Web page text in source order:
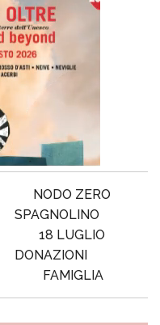
NODO ZERO
SPAGNOLINO
18 LUGLIO
DONAZIONI
FAMIGLIA